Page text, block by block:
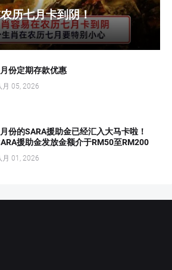
历七月卡到阴！
份定期存款优惠
月 05, 2026
份的SARA援助金已经汇入大马卡啦！
援助金发放金额介于RM50至RM200
月 01, 2026